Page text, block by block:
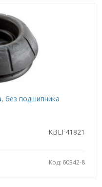
без подшипника
KBLF41821
Код: 60342-8